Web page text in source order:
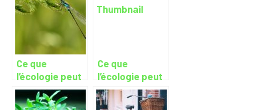
Ce que
l’écologie peut
apporter à tous
Ce que
l’écologie peut
apporter à tous